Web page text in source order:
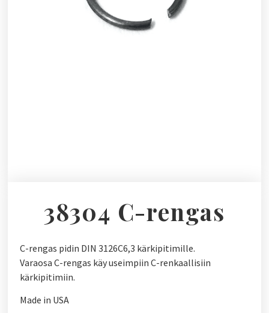
38304 C-rengas
C-rengas pidin DIN 3126C6,3 kärkipitimille.
Varaosa C-rengas käy useimpiin C-renkaallisiin
kärkipitimiin.
Made in USA